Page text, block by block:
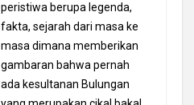
peristiwa berupa legenda,
fakta, sejarah dari masa ke
masa dimana memberikan
gambaran bahwa pernah
ada kesultanan Bulungan